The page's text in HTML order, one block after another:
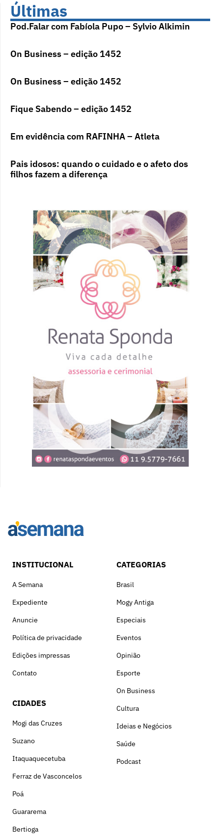
Últimas
Pod.Falar com Fabíola Pupo – Sylvio Alkimin
On Business – edição 1452
On Business – edição 1452
Fique Sabendo – edição 1452
Em evidência com RAFINHA – Atleta
Pais idosos: quando o cuidado e o afeto dos
filhos fazem a diferença
INSTITUCIONAL
A Semana
Expediente
Anuncie
Política de privacidade
Edições impressas
Contato
CIDADES
Mogi das Cruzes
Suzano
Itaquaquecetuba
Ferraz de Vasconcelos
Poá
Guararema
Bertioga
CATEGORIAS
Brasil
Mogy Antiga
Especiais
Eventos
Opinião
Esporte
On Business
Cultura
Ideias e Negócios
Saúde
Podcast